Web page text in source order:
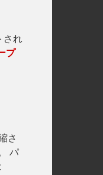
され
プ
さ
パ